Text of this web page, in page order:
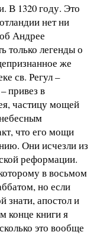
В 1320 году. Это
нет ни
Андрее
только легенды о
же
св. Регул –
привез в
частицу мощей
что его мощи
Они исчезли из
реформации.
в восьмом
но если
знати, апостол и
конце книги я
это вообще